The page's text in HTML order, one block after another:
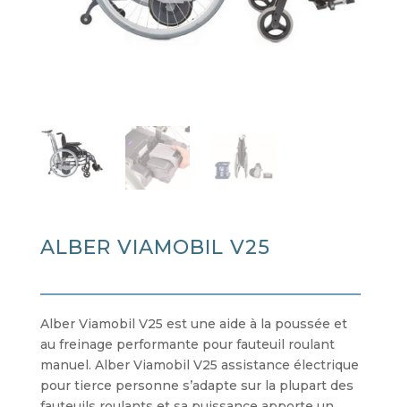
ALBER VIAMOBIL V25
Alber Viamobil V25 est une aide à la poussée et
au freinage performante pour fauteuil roulant
manuel. Alber Viamobil V25 assistance électrique
pour tierce personne s’adapte sur la plupart des